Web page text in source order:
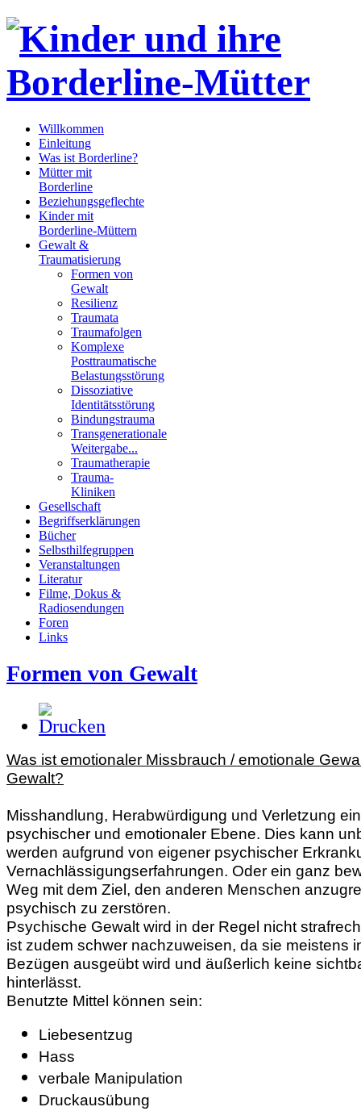
Willkommen
Einleitung
Was ist Borderline?
Mütter mit
Borderline
Beziehungsgeflechte
Kinder mit
Borderline-Müttern
Gewalt &
Traumatisierung
Formen von
Gewalt
Resilienz
Traumata
Traumafolgen
Komplexe
Posttraumatische
Belastungsstörung
Dissoziative
Identitätsstörung
Bindungstrauma
Transgenerationale
Weitergabe...
Traumatherapie
Trauma-
Kliniken
Gesellschaft
Begriffserklärungen
Bücher
Selbsthilfegruppen
Veranstaltungen
Literatur
Filme, Dokus &
Radiosendungen
Foren
Links
Formen von Gewalt
Was ist emotionaler Missbrauch / emotionale
Gewalt?
Misshandlung, Herabwürdigung und Verletzung
psychischer und emotionaler Ebene. Dies kann
werden aufgrund von eigener psychischer
Vernachlässigungserfahrungen. Oder ein ganz
Weg mit dem Ziel, den anderen Menschen
psychisch zu zerstören.
Psychische Gewalt wird in der Regel nicht
ist zudem schwer nachzuweisen, da sie meistens
Bezügen ausgeübt wird und äußerlich keine
hinterlässt.
Benutzte Mittel können sein:
Liebesentzug
Hass
verbale Manipulation
Druckausübung